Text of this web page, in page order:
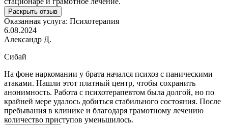
Раскрыть отзыв
Оказанная услуга: Психотерапия
6.08.2024
Александр Д.
Сибай
На фоне наркомании у брата начался психоз с паническими
атаками. Нашли этот платный центр, чтобы сохранить
анонимность. Работа с психотерапевтом была долгой, но по
крайней мере удалось добиться стабильного состояния. После
пребывания в клинике и благодаря грамотному лечению
количество приступов уменьшилось.